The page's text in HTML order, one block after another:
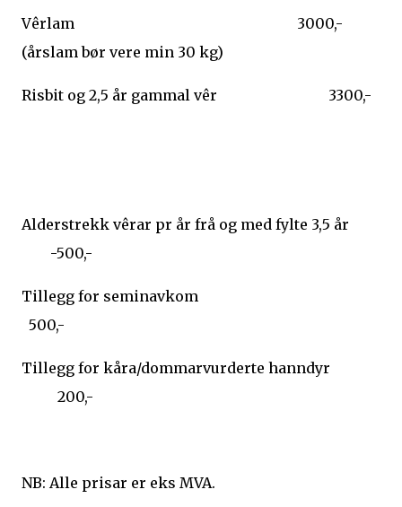
Vêrlam 3000,-
(årslam bør vere min 30 kg)
Risbit og 2,5 år gammal vêr 3300,-
Alderstrekk vêrar pr år frå og med fylte 3,5 år
-500,-
Tillegg for seminavkom
500,-
Tillegg for kåra/dommarvurderte hanndyr
200,-
NB: Alle prisar er eks MVA.